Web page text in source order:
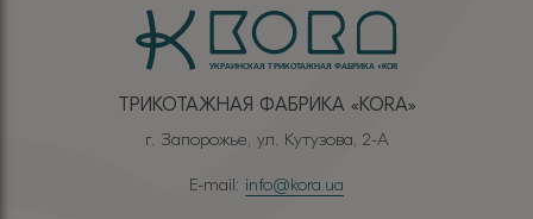
ТРИКОТАЖНАЯ ФАБРИКА «КОRА»
г. Запорожье, ул. Кутузова, 2-А
E-mail: info@kora.ua